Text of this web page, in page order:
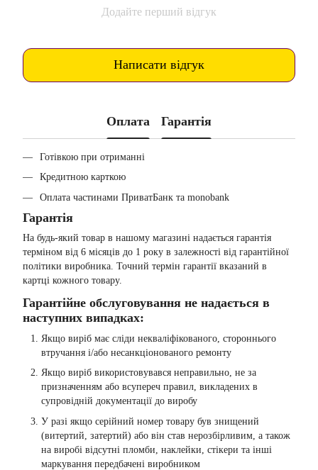
Додайте перший відгук
Написати відгук
Оплата Гарантія
Готівкою при отриманні
Кредитною карткою
Оплата частинами ПриватБанк та monobank
Гарантія
На будь-який товар в нашому магазині надається гарантія
терміном від 6 місяців до 1 року в залежності від гарантійної
політики виробника. Точний термін гарантії вказаний в
картці кожного товару.
Гарантійне обслуговування не надається в
наступних випадках:
Якщо виріб має сліди некваліфікованого, стороннього
втручання і/або несанкціонованого ремонту
Якщо виріб використовувався неправильно, не за
призначенням або всупереч правил, викладених в
супровідній документації до виробу
У разі якщо серійний номер товару був знищений
(витертий, затертий) або він став нерозбірливим, а також
на виробі відсутні пломби, наклейки, стікери та інші
маркування передбачені виробником